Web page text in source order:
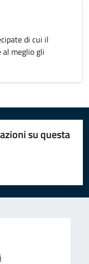
di cui il
al meglio gli
su questa